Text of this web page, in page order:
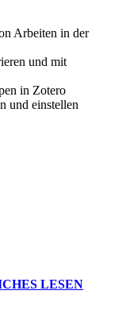
Arbeiten in der
und mit
in Zotero
und einstellen
LESEN